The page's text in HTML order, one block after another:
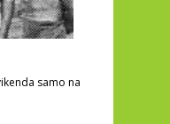
samo na